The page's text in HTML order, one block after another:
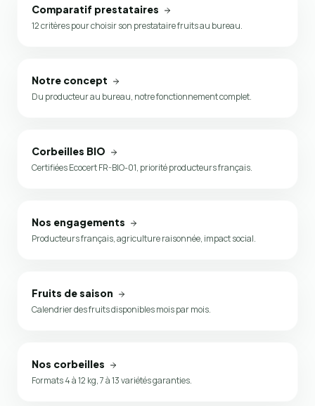
Comparatif prestataires
12 critères pour choisir son prestataire fruits au bureau.
Notre concept
Du producteur au bureau, notre fonctionnement complet.
Corbeilles BIO
Certifiées Ecocert FR-BIO-01, priorité producteurs français.
Nos engagements
Producteurs français, agriculture raisonnée, impact social.
Fruits de saison
Calendrier des fruits disponibles mois par mois.
Nos corbeilles
Formats 4 à 12 kg, 7 à 13 variétés garanties.